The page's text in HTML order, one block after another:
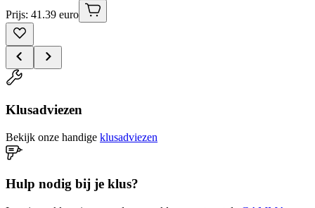
Prijs: 41.39 euro
Klusadviezen
Bekijk onze handige klusadviezen
Hulp nodig bij je klus?